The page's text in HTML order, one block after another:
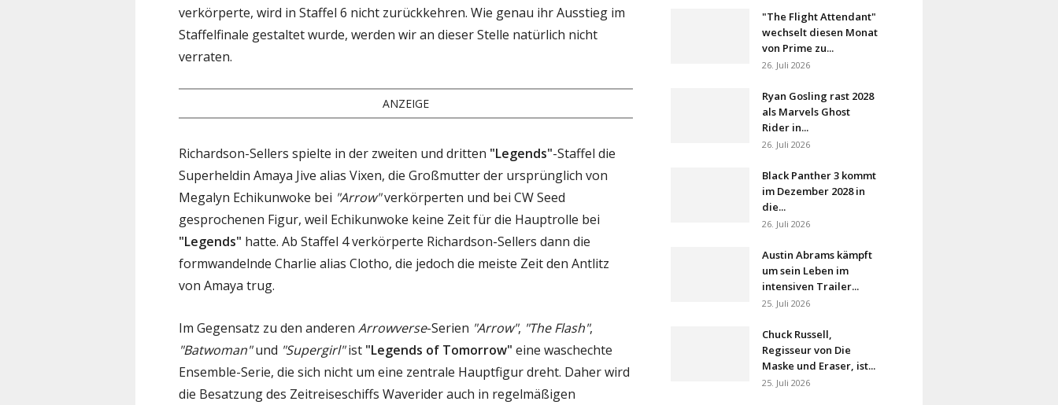
verkörperte, wird in Staffel 6 nicht zurückkehren. Wie genau ihr Ausstieg im
Staffelfinale gestaltet wurde, werden wir an dieser Stelle natürlich nicht
verraten.
ANZEIGE
Richardson-Sellers spielte in der zweiten und dritten "Legends"-Staffel die
Superheldin Amaya Jive alias Vixen, die Großmutter der ursprünglich von
Megalyn Echikunwoke bei "Arrow"verkörperten und bei CW Seed
gesprochenen Figur, weil Echikunwoke keine Zeit für die Hauptrolle bei
"Legends" hatte. Ab Staffel 4 verkörperte Richardson-Sellers dann die
formwandelnde Charlie alias Clotho, die jedoch die meiste Zeit den Antlitz
von Amaya trug.
Im Gegensatz zu den anderen Arrowverse-Serien "Arrow", "The Flash",
"Batwoman"und "Supergirl"ist "Legends of Tomorrow" eine waschechte
Ensemble-Serie, die sich nicht um eine zentrale Hauptfigur dreht. Daher wird
die Besatzung des Zeitreiseschiffs Waverider auch in regelmäßigen
"The Flight Attendant"
wechselt diesen Monat
von Prime zu...
26. Juli 2026
Ryan Gosling rast 2028
als Marvels Ghost
Rider in...
26. Juli 2026
Black Panther 3 kommt
im Dezember 2028 in
die...
26. Juli 2026
Austin Abrams kämpft
um sein Leben im
intensiven Trailer...
25. Juli 2026
Chuck Russell,
Regisseur von Die
Maske und Eraser, ist...
25. Juli 2026